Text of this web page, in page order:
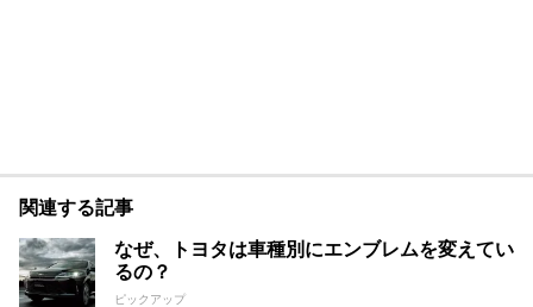
関連する記事
なぜ、トヨタは車種別にエンブレムを変えてい
るの？
ピックアップ